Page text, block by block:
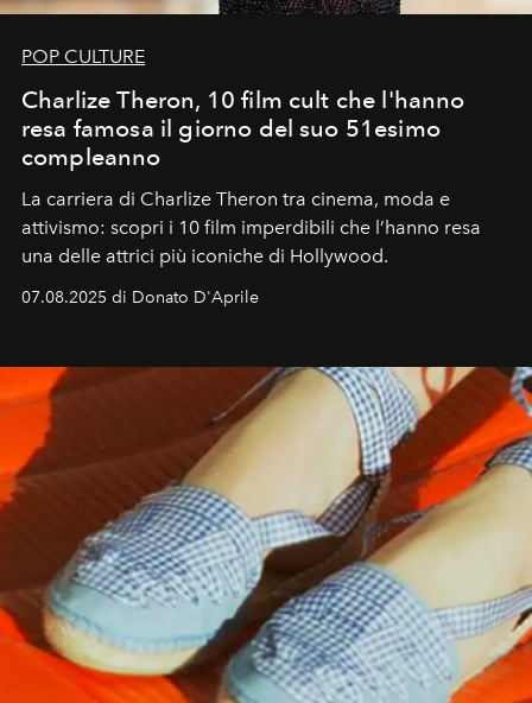
POP CULTURE
Charlize Theron, 10 film cult che l'hanno
resa famosa il giorno del suo 51esimo
compleanno
La carriera di Charlize Theron tra cinema, moda e
attivismo: scopri i 10 film imperdibili che l’hanno resa
una delle attrici più iconiche di Hollywood.
07.08.2025 di Donato D'Aprile